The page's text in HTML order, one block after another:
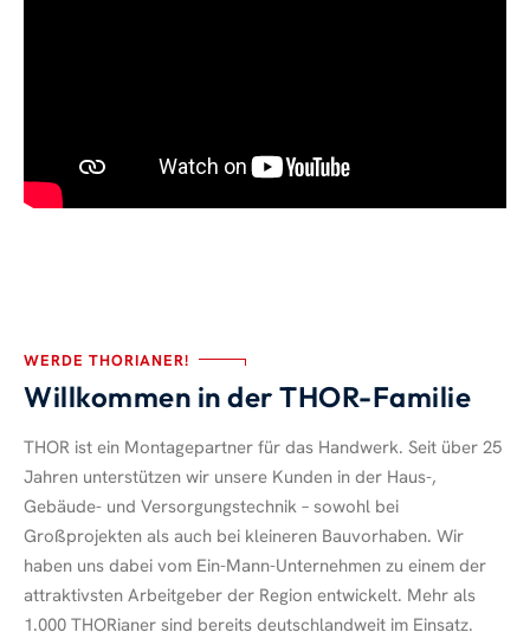
WERDE THORIANER!
Willkommen in der THOR-Familie
THOR ist ein Montagepartner für das Handwerk. Seit über 25
Jahren unterstützen wir unsere Kunden in der Haus-,
Gebäude- und Versorgungstechnik – sowohl bei
Großprojekten als auch bei kleineren Bauvorhaben. Wir
haben uns dabei vom Ein-Mann-Unternehmen zu einem der
attraktivsten Arbeitgeber der Region entwickelt. Mehr als
1.000 THORianer sind bereits deutschlandweit im Einsatz.